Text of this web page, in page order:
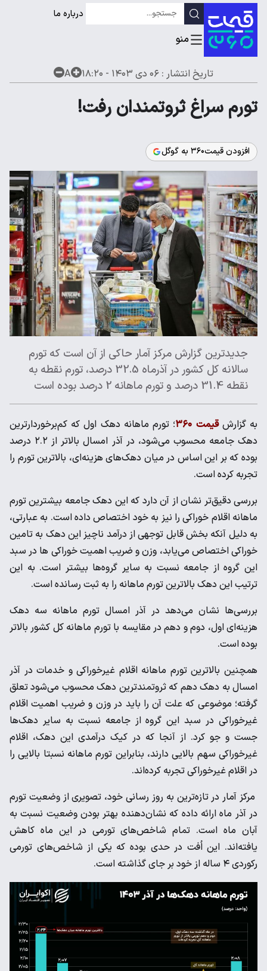
درباره ما
تاریخ انتشار : ۰۶ دی ۱۴۰۳ - ۱۸:۲۰ A
تورم سراغ ثروتمندان رفت!
افزودن قیمت۳۶۰ به گوگل
جدیدترین گزارش مرکز آمار حاکی از آن است که تورم
سالانه کل کشور در آذرماه 32.5 درصد، تورم نقطه به
نقطه 31.4 درصد و تورم ماهانه 2 درصد بوده است
به گزارش قیمت ۳۶۰
؛ تورم ماهانه دهک اول که کم‌برخوردارترین
دهک جامعه محسوب می‌شود، در آذر امسال بالاتر از ۲.۲ درصد
بوده که بر این اساس در میان دهک‌های هزینه‌ای، بالاترین تورم را
تجربه کرده است.
بررسی دقیق‌تر نشان از آن دارد که این دهک جامعه بیشترین تورم
ماهانه اقلام خوراکی را نیز به خود اختصاص داده است. به عبارتی،
به دلیل آنکه بخش قابل توجهی از درآمد ناچیز این دهک به تامین
خوراکی اختصاص می‌یابد، وزن و ضریب اهمیت خوراکی ها در سبد
این گروه از جامعه نسبت به سایر گروه‌ها بیشتر است. به این
ترتیب این دهک بالاترین تورم ماهانه را به ثبت رسانده است.
بررسی‌ها نشان می‌دهد در آذر امسال تورم ماهانه سه دهک
هزینه‌ای اول، دوم و دهم در مقایسه با تورم ماهانه کل کشور بالاتر
بوده است.
همچنین بالاترین تورم ماهانه اقلام غیرخوراکی و خدمات در آذر
امسال به دهک‌ دهم که ثروتمندترین دهک محسوب می‌شود تعلق
گرفته؛ موضوعی که علت آن را باید در وزن و ضریب اهمیت اقلام
غیرخوراکی در سبد این گروه از جامعه نسبت به سایر دهک‌ها
جست و جو کرد. از آنجا که در کیک درآمدی این دهک، اقلام
غیرخوراکی سهم بالایی دارند، بنابراین تورم ماهانه نسبتا بالایی را
در اقلام غیرخوراکی تجربه کرده‌اند.
مرکز آمار در تازه‌ترین به روز رسانی خود، تصویری از وضعیت تورم
در آذر ماه ارائه داده که نشان‌دهنده بهتر بودن وضعیت نسبت به
آبان ماه است. تمام شاخص‌های تورمی در این ماه کاهش
یافته‌اند. این اُفت در حدی بوده که یکی از شاخص‌های تورمی
رکوردی ۴ ساله از خود بر جای گذاشته است.